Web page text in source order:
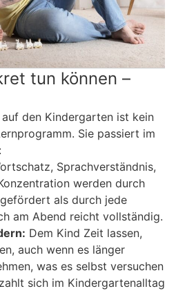
tun können –
den Kindergarten ist kein
Sie passiert im
Sprachverständnis,
werden durch
als durch jede
am Abend reicht vollständig.
Dem Kind Zeit lassen,
auch wenn es länger
was es selbst versuchen
sich im Kindergartenalltag